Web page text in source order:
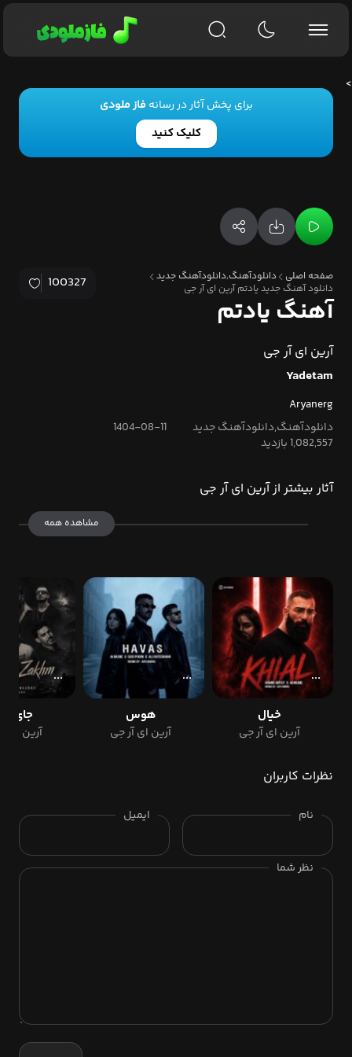
برای پخش آثار در رسانهفاز ملودی
کلیک کنید
صفحه اصلی
دانلودآهنگ,دانلودآهنگ جدید
دانلود آهنگ جدید یادتم آرین ای آر جی
100327
آهنگ یادتم
آرین ای آر جی
Yadetam
Aryanerg
دانلودآهنگ,دانلودآهنگ جدید
1404-08-11
1,082,557 بازدید
آثار بیشتر از آرین ای آر جی
مشاهده همه
خیال
آرین ای آر جی
هوس
آرین ای آر جی
جای
آرین ای
نظرات کاربران
نام ایمیل
نظر شما
>